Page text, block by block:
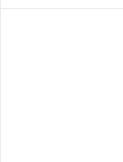
legendárním velbloudem.